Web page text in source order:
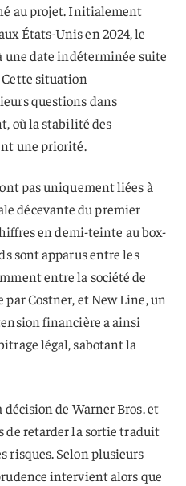
au projet. Initialement
États-Unis en 2024, le
une date indéterminée suite
Cette situation
questions dans
où la stabilité des
une priorité.
pas uniquement liées à
décevante du premier
en demi-teinte au box-
sont apparus entre les
entre la société de
Costner, et New Line, un
financière a ainsi
légal, sabotant la
de Warner Bros. et
de retarder la sortie traduit
risques. Selon plusieurs
intervient alors que